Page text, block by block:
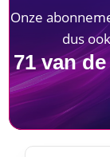
Onze
dus
71van